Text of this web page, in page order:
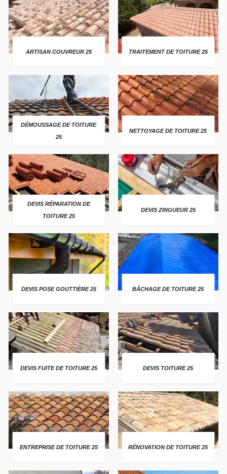
ARTISAN COUVREUR 25 TRAITEMENT DE TOITURE 25
DÉMOUSSAGE DE TOITURE
25
NETTOYAGE DE TOITURE 25
DEVIS RÉPARATION DE
TOITURE 25
DEVIS ZINGUEUR 25
DEVIS POSE GOUTTIÈRE 25 BÂCHAGE DE TOITURE 25
DEVIS FUITE DE TOITURE 25 DEVIS TOITURE 25
ENTREPRISE DE TOITURE 25 RÉNOVATION DE TOITURE 25